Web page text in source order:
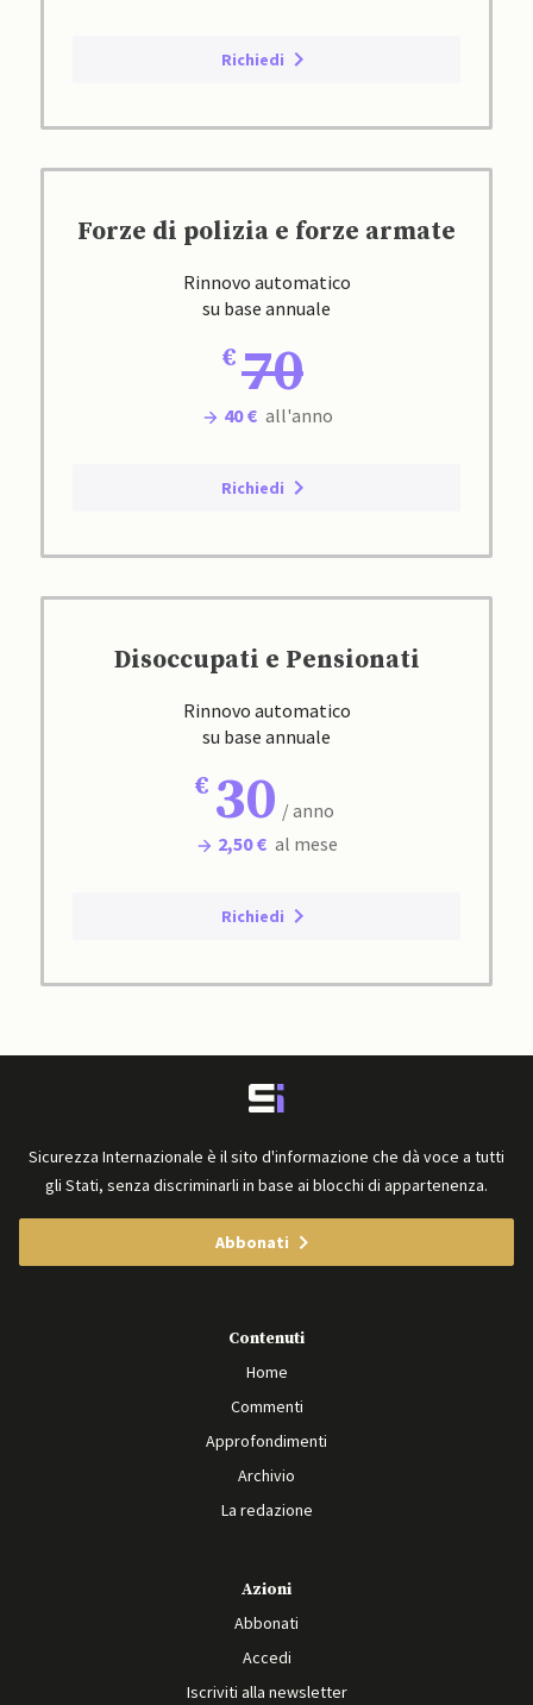
Richiedi
Forze di polizia e forze armate
Rinnovo automatico
su base annuale
70
40 € all'anno
Richiedi
Disoccupati e Pensionati
Rinnovo automatico
su base annuale
30 / anno
2,50 € al mese
Richiedi
Sicurezza Internazionale è il sito d'informazione che dà voce a tutti
gli Stati, senza discriminarli in base ai blocchi di appartenenza.
Abbonati
Contenuti
Home
Commenti
Approfondimenti
Archivio
La redazione
Azioni
Abbonati
Accedi
Iscriviti alla newsletter